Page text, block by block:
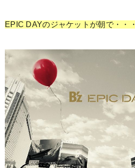
EPIC DAYのジャケットが朝で・・・